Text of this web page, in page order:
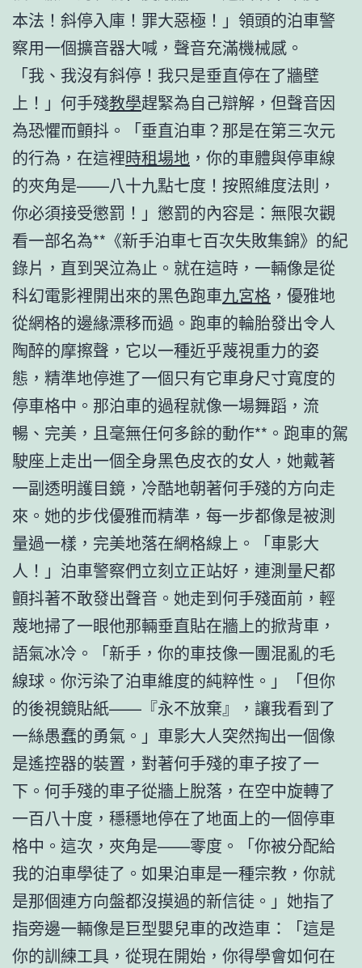
本法！斜停入庫！罪大惡極！」領頭的泊車警
察用一個擴音器大喊，聲音充滿機械感。
「我、我沒有斜停！我只是垂直停在了牆壁
上！」何手殘教學趕緊為自己辯解，但聲音因
為恐懼而顫抖。「垂直泊車？那是在第三次元
的行為，在這裡時租場地 ，你的車體與停車線
的夾角是——八十九點七度！按照維度法則，
你必須接受懲罰！」懲罰的內容是：無限次觀
看一部名為**《新手泊車七百次失敗集錦》的紀
錄片，直到哭泣為止。就在這時，一輛像是從
科幻電影裡開出來的黑色跑車九宮格 ，優雅地
從網格的邊緣漂移而過。跑車的輪胎發出令人
陶醉的摩擦聲，它以一種近乎蔑視重力的姿
態，精準地停進了一個只有它車身尺寸寬度的
停車格中。那泊車的過程就像一場舞蹈，流
暢、完美，且毫無任何多餘的動作**。跑車的駕
駛座上走出一個全身黑色皮衣的女人，她戴著
一副透明護目鏡，冷酷地朝著何手殘的方向走
來。她的步伐優雅而精準，每一步都像是被測
量過一樣，完美地落在網格線上。「車影大
人！」泊車警察們立刻立正站好，連測量尺都
顫抖著不敢發出聲音。她走到何手殘面前，輕
蔑地掃了一眼他那輛垂直貼在牆上的掀背車，
語氣冰冷。「新手，你的車技像一團混亂的毛
線球。你污染了泊車維度的純粹性。」「但你
的後視鏡貼紙——『永不放棄』，讓我看到了
一絲愚蠢的勇氣。」車影大人突然掏出一個像
是遙控器的裝置，對著何手殘的車子按了一
下。何手殘的車子從牆上脫落，在空中旋轉了
一百八十度，穩穩地停在了地面上的一個停車
格中。這次，夾角是——零度。「你被分配給
我的泊車學徒了。如果泊車是一種宗教，你就
是那個連方向盤都沒摸過的新信徒。」她指了
指旁邊一輛像是巨型嬰兒車的改造車：「這是
你的訓練工具，從現在開始，你得學會如何在